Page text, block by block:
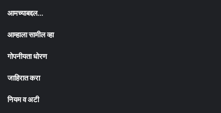
आमच्याबद्दल…
आम्हाला सामील व्हा
गोपनीयता धोरण
जाहिरात करा
नियम व अटी